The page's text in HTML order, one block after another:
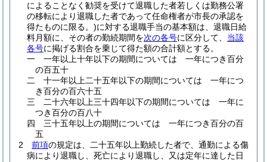
によることなく勧奨を受けて退職した者若しくは勤務公署
の移転により退職した者であって任命権者が市長の承認を
得たものに限る。)に対する退職手当の基本額は、退職日給
料月額に、その者の勤続期間を次の各号に区分して、 当該
各号に掲げる割合を乗じて得た額の合計額とする。
一
一年以上十年以下の期間については 一年につき百分
の百五十
二
十一年以上二十五年以下の期間については 一年につ
き百分の百六十五
三
二十六年以上三十四年以下の期間については 一年に
つき百分の百八十
四
三十五年以上の期間については 一年につき百分の百
五
2
前項の規定は、二十五年以上勤続した者で、通勤による傷
病により退職し、死亡により退職し、又は定年に達した日